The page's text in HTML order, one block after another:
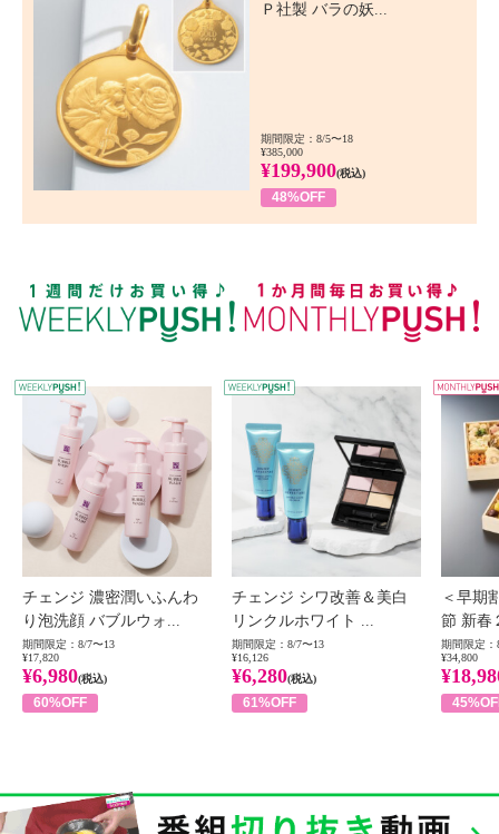
Ｐ社製 バラの妖...
期間限定：8/5〜18
¥385,000
¥199,900(税込)
48%OFF
WEEKLY PUSH
チェンジ 濃密潤いふんわ
り泡洗顔 バブルウォ...
期間限定：8/7〜13
¥17,820
¥6,980(税込)
60%OFF
チェンジ シワ改善＆美白
リンクルホワイト ...
期間限定：8/7〜13
¥16,126
¥6,280(税込)
61%OFF
＜早期
節 新春
期間限定：
¥34,800